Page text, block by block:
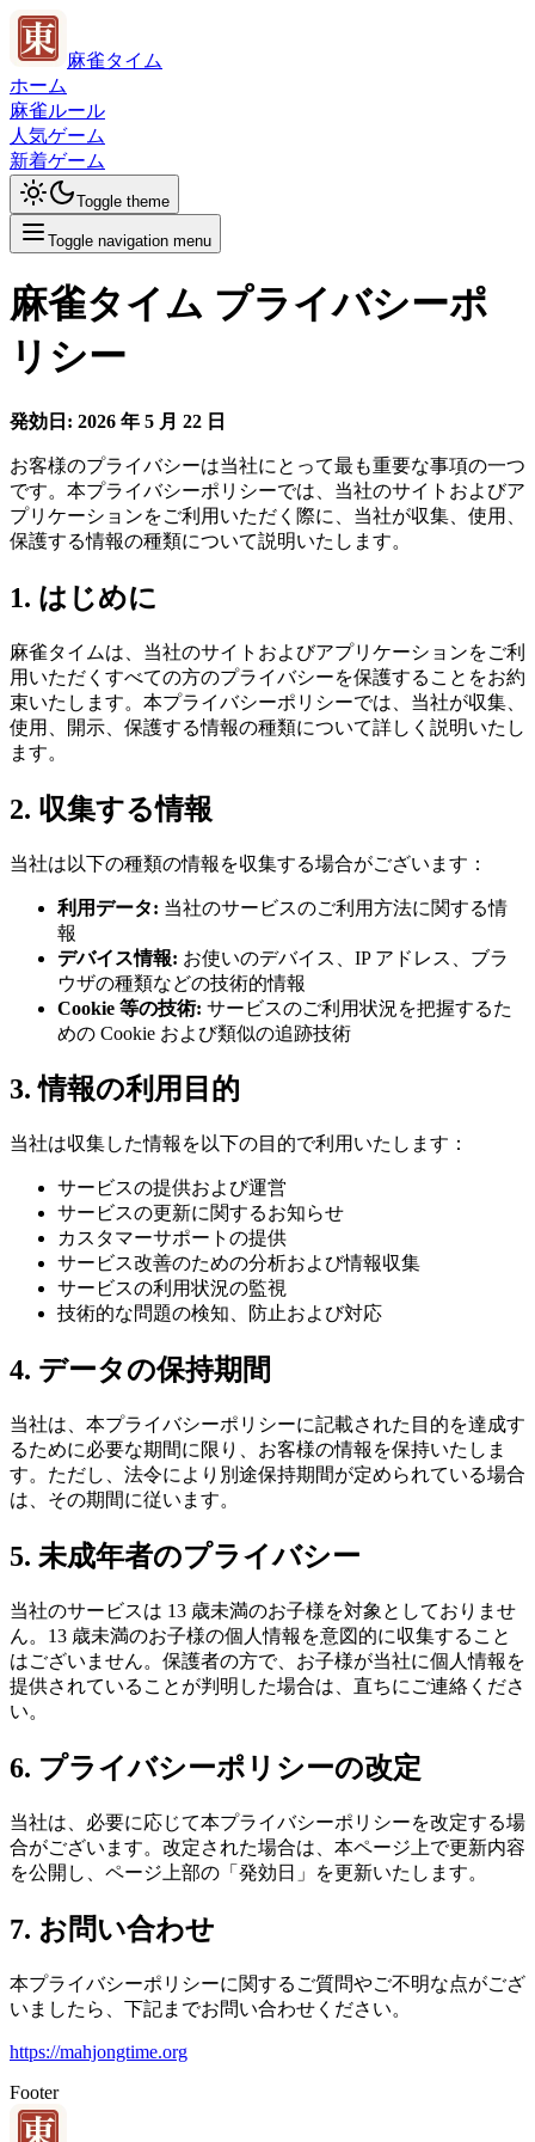
麻雀タイム
ホーム
麻雀ルール
人気ゲーム
新着ゲーム
Toggle theme
Toggle navigation menu
麻雀タイム プライバシーポ
リシー
発効日: 2026 年 5 月 22 日
お客様のプライバシーは当社にとって最も重要な事項の一つ
です。本プライバシーポリシーでは、当社のサイトおよびア
プリケーションをご利用いただく際に、当社が収集、使用、
保護する情報の種類について説明いたします。
1. はじめに
麻雀タイムは、当社のサイトおよびアプリケーションをご利
用いただくすべての方のプライバシーを保護することをお約
束いたします。本プライバシーポリシーでは、当社が収集、
使用、開示、保護する情報の種類について詳しく説明いたし
ます。
2. 収集する情報
当社は以下の種類の情報を収集する場合がございます：
利用データ: 当社のサービスのご利用方法に関する情
報
デバイス情報: お使いのデバイス、IP アドレス、ブラ
ウザの種類などの技術的情報
Cookie 等の技術: サービスのご利用状況を把握するた
めの Cookie および類似の追跡技術
3. 情報の利用目的
当社は収集した情報を以下の目的で利用いたします：
サービスの提供および運営
サービスの更新に関するお知らせ
カスタマーサポートの提供
サービス改善のための分析および情報収集
サービスの利用状況の監視
技術的な問題の検知、防止および対応
4. データの保持期間
当社は、本プライバシーポリシーに記載された目的を達成す
るために必要な期間に限り、お客様の情報を保持いたしま
す。ただし、法令により別途保持期間が定められている場合
は、その期間に従います。
5. 未成年者のプライバシー
当社のサービスは 13 歳未満のお子様を対象としておりませ
ん。13 歳未満のお子様の個人情報を意図的に収集すること
はございません。保護者の方で、お子様が当社に個人情報を
提供されていることが判明した場合は、直ちにご連絡くださ
い。
6. プライバシーポリシーの改定
当社は、必要に応じて本プライバシーポリシーを改定する場
合がございます。改定された場合は、本ページ上で更新内容
を公開し、ページ上部の「発効日」を更新いたします。
7. お問い合わせ
本プライバシーポリシーに関するご質問やご不明な点がござ
いましたら、下記までお問い合わせください。
https://mahjongtime.org
Footer